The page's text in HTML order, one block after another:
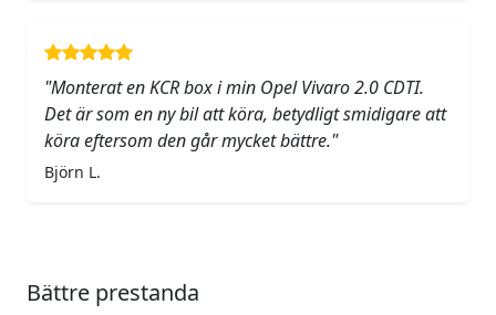
"Monterat en KCR box i min Opel Vivaro 2.0 CDTI.
Det är som en ny bil att köra, betydligt smidigare att
köra eftersom den går mycket bättre."
Björn L.
Bättre prestanda